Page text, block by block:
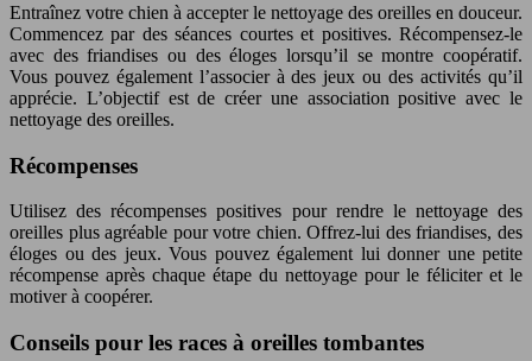
Entraînez votre chien à accepter le nettoyage des oreilles en douceur.
Commencez par des séances courtes et positives. Récompensez-le
avec des friandises ou des éloges lorsqu’il se montre coopératif.
Vous pouvez également l’associer à des jeux ou des activités qu’il
apprécie. L’objectif est de créer une association positive avec le
nettoyage des oreilles.
Récompenses
Utilisez des récompenses positives pour rendre le nettoyage des
oreilles plus agréable pour votre chien. Offrez-lui des friandises, des
éloges ou des jeux. Vous pouvez également lui donner une petite
récompense après chaque étape du nettoyage pour le féliciter et le
motiver à coopérer.
Conseils pour les races à oreilles tombantes